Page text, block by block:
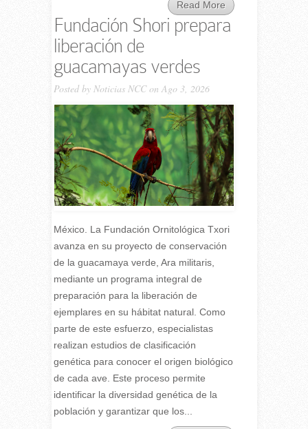
Read More
Fundación Shori prepara
liberación de
guacamayas verdes
Posted by Noticias NCCon Ago 3, 2026
México. La Fundación Ornitológica Txori
avanza en su proyecto de conservación
de la guacamaya verde, Ara militaris,
mediante un programa integral de
preparación para la liberación de
ejemplares en su hábitat natural. Como
parte de este esfuerzo, especialistas
realizan estudios de clasificación
genética para conocer el origen biológico
de cada ave. Este proceso permite
identificar la diversidad genética de la
población y garantizar que los...